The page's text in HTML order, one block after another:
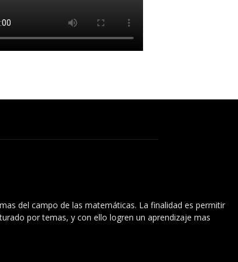
del campo de las matemáticas. La finalidad es permitir
por temas, y con ello logren un aprendizaje mas